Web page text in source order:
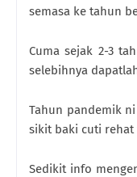
semasa ke tahun
Cuma sejak 2-3
selebihnya
Tahun pandemik
sikit baki cuti rehat
Sedikit info